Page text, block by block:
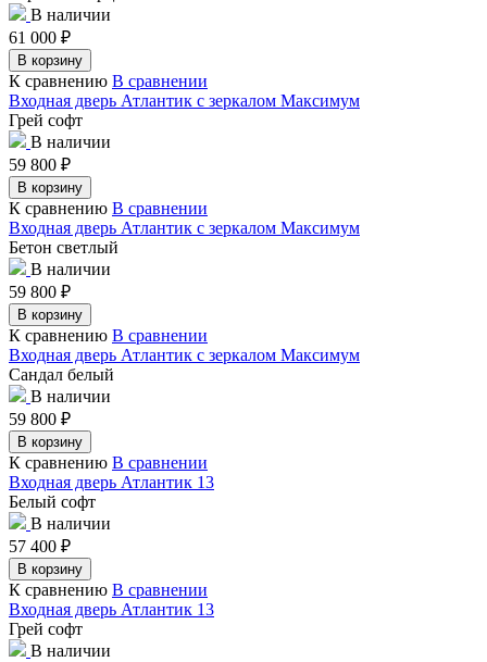
В наличии
61 000 ₽
В корзину
К сравнению В сравнении
Входная дверь Атлантик с зеркалом Максимум
Грей софт
В наличии
59 800 ₽
В корзину
К сравнению В сравнении
Входная дверь Атлантик с зеркалом Максимум
Бетон светлый
В наличии
59 800 ₽
В корзину
К сравнению В сравнении
Входная дверь Атлантик с зеркалом Максимум
Сандал белый
В наличии
59 800 ₽
В корзину
К сравнению В сравнении
Входная дверь Атлантик 13
Белый софт
В наличии
57 400 ₽
В корзину
К сравнению В сравнении
Входная дверь Атлантик 13
Грей софт
В наличии